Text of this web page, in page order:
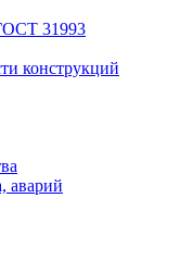
31993
конструкций
аварий